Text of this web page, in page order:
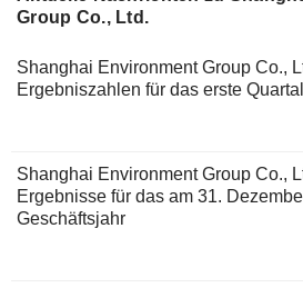
Group Co., Ltd.
Shanghai Environment Group Co.,
Ergebniszahlen für das erste
Shanghai Environment Group Co.,
Ergebnisse für das am 31.
Geschäftsjahr